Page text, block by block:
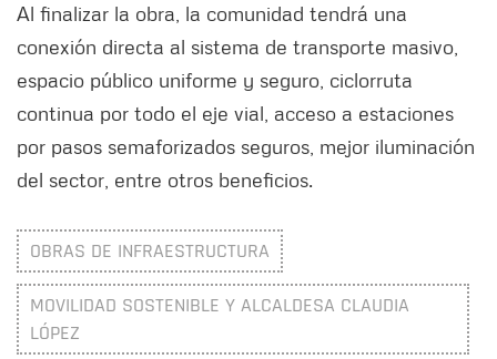
Al finalizar la obra, la comunidad tendrá una
conexión directa al sistema de transporte masivo,
espacio público uniforme y seguro, ciclorruta
continua por todo el eje vial, acceso a estaciones
por pasos semaforizados seguros, mejor iluminación
del sector, entre otros beneficios.
OBRAS DE INFRAESTRUCTURA
MOVILIDAD SOSTENIBLE Y ALCALDESA CLAUDIA
LÓPEZ